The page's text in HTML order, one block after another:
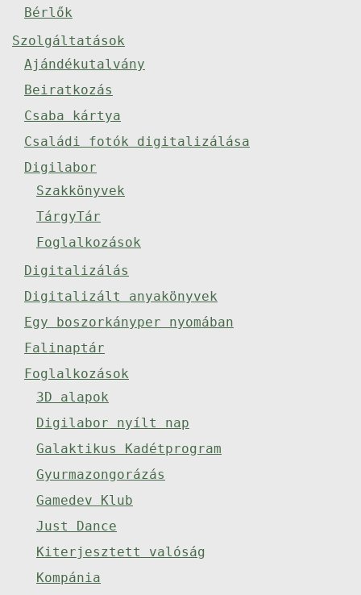
Bérlők
Szolgáltatások
Ajándékutalvány
Beiratkozás
Csaba kártya
Családi fotók digitalizálása
Digilabor
Szakkönyvek
TárgyTár
Foglalkozások
Digitalizálás
Digitalizált anyakönyvek
Egy boszorkányper nyomában
Falinaptár
Foglalkozások
3D alapok
Digilabor nyílt nap
Galaktikus Kadétprogram
Gyurmazongorázás
Gamedev Klub
Just Dance
Kiterjesztett valóság
Kompánia